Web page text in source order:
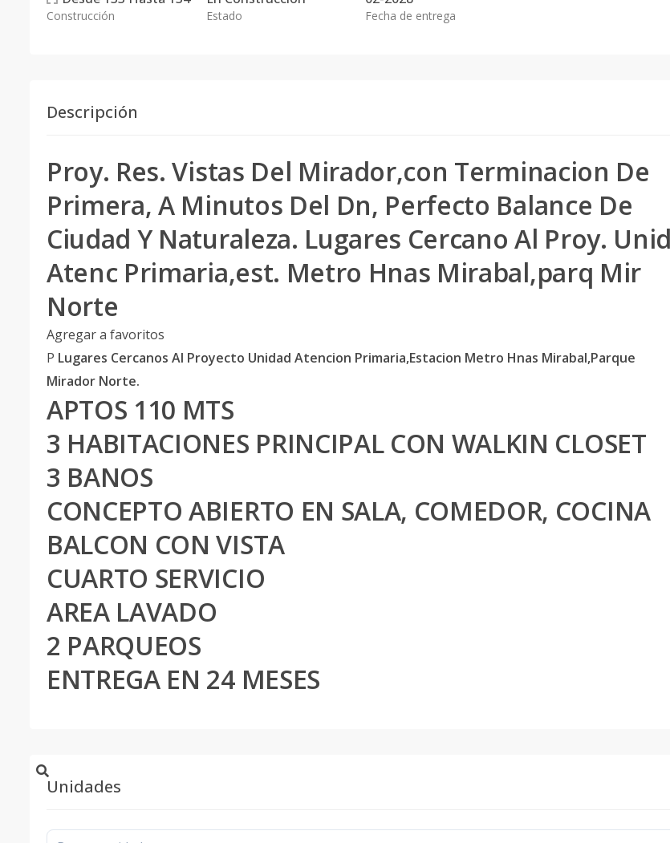
Construcción Estado Fecha de entrega
Descripción
Proy. Res. Vistas Del Mirador,con Terminacion De
Primera, A Minutos Del Dn, Perfecto Balance De
Ciudad Y Naturaleza. Lugares Cercano Al Proy. Unid
Atenc Primaria,est. Metro Hnas Mirabal,parq Mir
Norte
Agregar a favoritos
P Lugares Cercanos Al Proyecto Unidad Atencion Primaria,Estacion Metro Hnas Mirabal,Parque
Mirador Norte.
APTOS 110 MTS
3 HABITACIONES PRINCIPAL CON WALKIN CLOSET
3 BANOS
CONCEPTO ABIERTO EN SALA, COMEDOR, COCINA
BALCON CON VISTA
CUARTO SERVICIO
AREA LAVADO
2 PARQUEOS
ENTREGA EN 24 MESES
Unidades